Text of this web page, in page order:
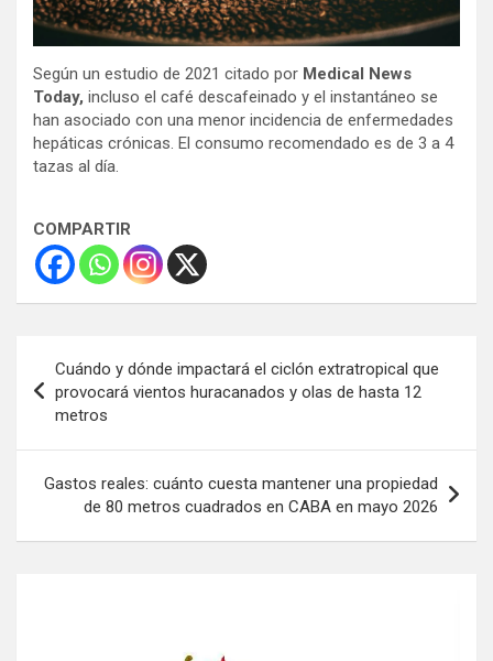
Según un estudio de 2021 citado por Medical News
Today, incluso el café descafeinado y el instantáneo se
han asociado con una menor incidencia de enfermedades
hepáticas crónicas. El consumo recomendado es de 3 a 4
tazas al día.
COMPARTIR
de
entradas
Cuándo y dónde impactará el ciclón extratropical que
provocará vientos huracanados y olas de hasta 12
metros
Gastos reales: cuánto cuesta mantener una propiedad
de 80 metros cuadrados en CABA en mayo 2026